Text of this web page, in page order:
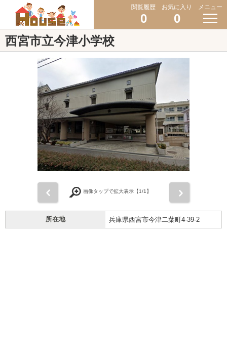
閲覧履歴
0
お気に入り
0
メニュー
西宮市立今津小学校
画像タップで拡大表示【1/1】
所在地 兵庫県西宮市今津二葉町4-39-2